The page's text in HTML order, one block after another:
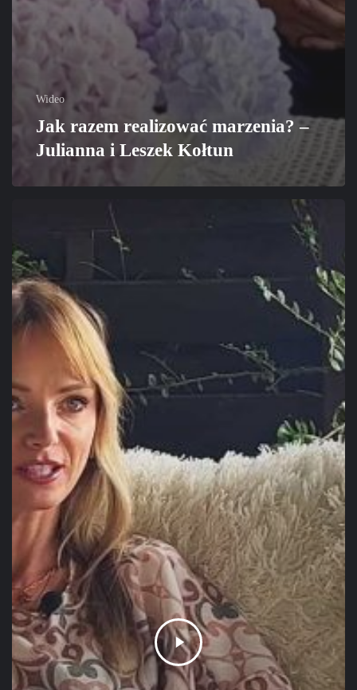
Wideo
Jak razem realizować marzenia? –
Julianna i Leszek Kołtun